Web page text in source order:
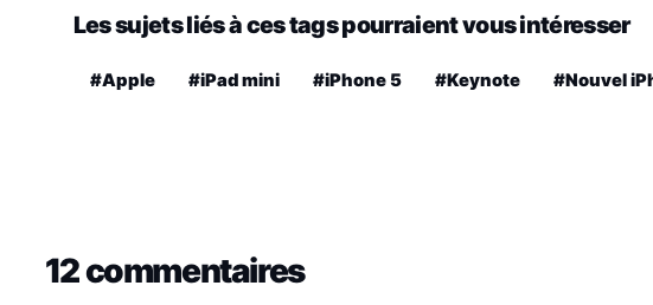
Les sujets liés à ces tags pourraient vous intéresser
#Apple #iPad mini #iPhone 5 #Keynote #Nouvel
12 commentaires